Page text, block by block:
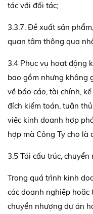
tác với đối tác;
3.3.7. Đề xuất sản
quan tâm thông qua
3.4 Phục vụ hoạt động
bao gồm nhưng không
về báo cáo, tài chính,
đích kiểm toán, tuân
việc kinh doanh hợp
hợp mà Công Ty cho là
3.5 Tái cấu trúc,
Trong quá trình kinh
các doanh nghiệp
chuyển nhượng dự án